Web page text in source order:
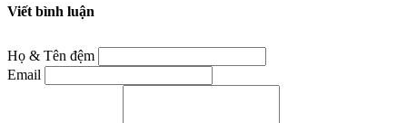
Viết bình luận
Họ & Tên đệm
Email